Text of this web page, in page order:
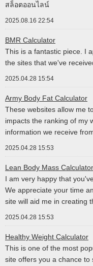
สล็อตออนไลน์
2025.08.16 22:54
BMR Calculator
This is a fantastic piece. I
the sites that we've
2025.04.28 15:54
Army Body Fat Calculator
These websites allow me
impacts the ranking of my
information we receive
2025.04.28 15:53
Lean Body Mass Calculator
I am very happy that
We appreciate your time
site will aid me in creating
2025.04.28 15:53
Healthy Weight Calculator
This is one of the most
site offers you a chance to